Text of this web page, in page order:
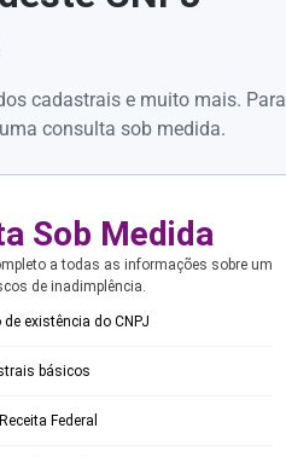
cadastrais e muito mais. Para
consulta sob medida.
Sob Medida
a todas as informações sobre um
de inadimplência.
existência do CNPJ
básicos
Federal